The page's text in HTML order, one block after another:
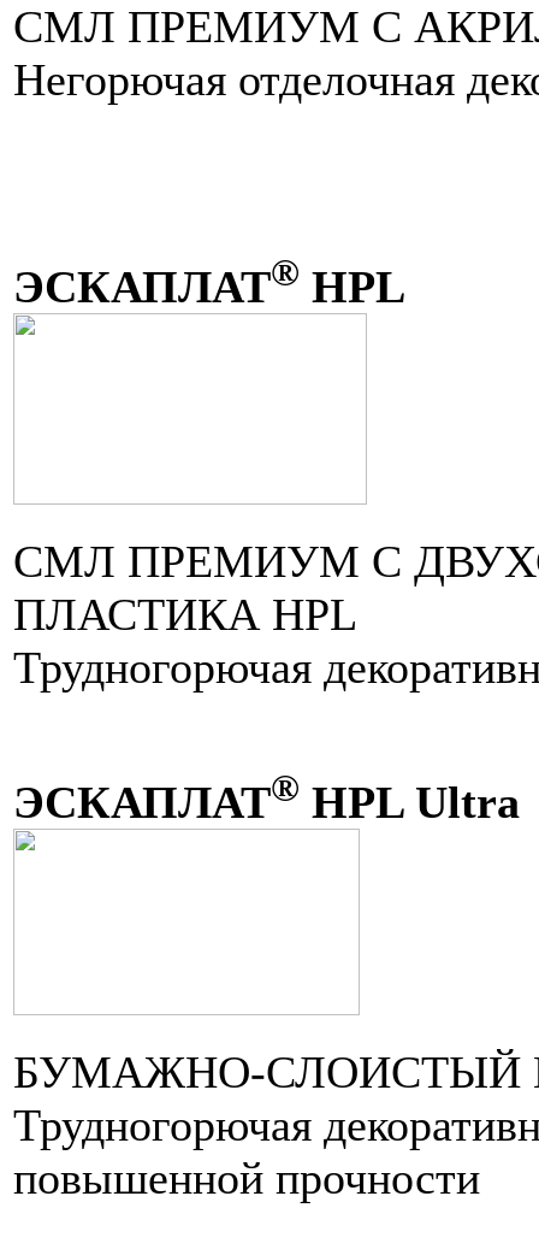
СМЛ ПРЕМИУМ С
Негорючая отделочная
ЭСКАПЛАТ® HPL
СМЛ ПРЕМИУМ С
ПЛАСТИКА HPL
Трудногорючая
ЭСКАПЛАТ® HPL Ultra
БУМАЖНО-СЛОИСТЫЙ
Трудногорючая
повышенной прочности